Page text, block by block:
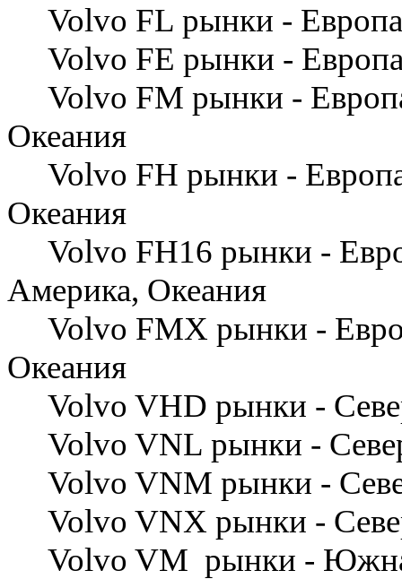
Volvo FL рынки -
Volvo FE рынки -
Volvo FM рынки -
Океания
Volvo FH рынки -
Океания
Volvo FH16 рынки -
Америка, Океания
Volvo FMX рынки -
Океания
Volvo VHD рынки -
Volvo VNL рынки -
Volvo VNM рынки -
Volvo VNX рынки -
Volvo VM рынки -